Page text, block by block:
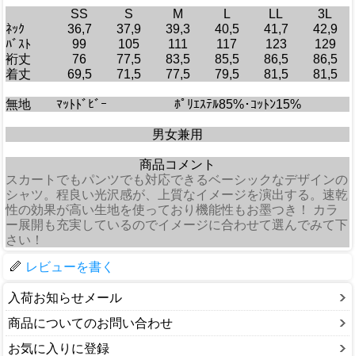
SS S M L LL
3L
ﾈｯｸ
36,7 37,9 39,3 40,5 41,7
42,9
ﾊﾞｽﾄ
99 105 111 117 123
129
裄丈
76 77,5 83,5 85,5 86,5
86,5
着丈
69,5 71,5 77,5 79,5 81,5 81,5
無地 ﾏｯﾄﾄﾞﾋﾞｰ ﾎﾟﾘｴｽﾃﾙ85%･ｺｯﾄﾝ15%
男女兼用
商品コメント
スカートでもパンツでも対応できるベーシックなデザインの
シャツ。程良い光沢感が、上質なイメージを演出する。速乾
性の効果が高い生地を使っており機能性もお墨つき！ カラ
ー展開も充実しているのでイメージに合わせて選んでみて下
さい！
レビューを書く
入荷お知らせメール
商品についてのお問い合わせ
お気に入りに登録